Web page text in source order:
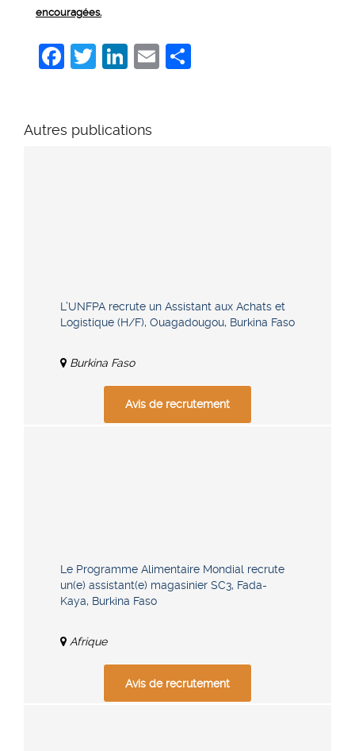
encouragées.
Facebook
Twitter
LinkedIn
Email
Autres publications
L’UNFPA recrute un Assistant aux Achats et
Logistique (H/F), Ouagadougou, Burkina Faso
Burkina Faso
Avis de recrutement
Le Programme Alimentaire Mondial recrute
un(e) assistant(e) magasinier SC3, Fada-
Kaya, Burkina Faso
Afrique
Avis de recrutement